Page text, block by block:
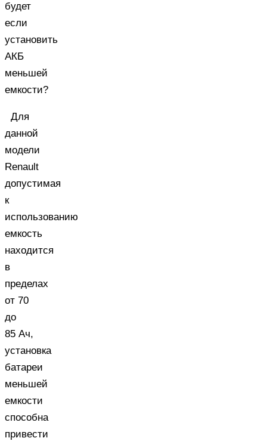
будет
если
установить
АКБ
меньшей
емкости?
Для
данной
модели
Renault
допустимая
к
использованию
емкость
находится
в
пределах
от 70
до
85 Ач,
установка
батареи
меньшей
емкости
способна
привести